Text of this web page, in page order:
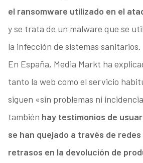
el ransomware utilizado en el
y se trata de un malware que se
la infección de sistemas sanitarios.
En España, Media Markt ha
tanto la web como el servicio
siguen «sin problemas ni
también hay testimonios de
se han quejado a través de
retrasos en la devolución de